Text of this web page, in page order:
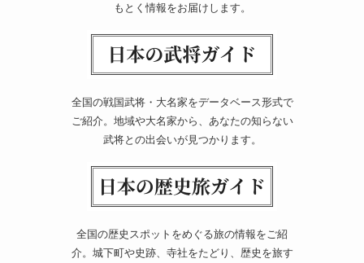
もとく情報をお届けします。
全国の戦国武将・大名家をデータベース形式で
ご紹介。地域や大名家から、あなたの知らない
武将との出会いが見つかります。
全国の歴史スポットをめぐる旅の情報をご紹
介。城下町や史跡、寺社をたどり、歴史を旅す